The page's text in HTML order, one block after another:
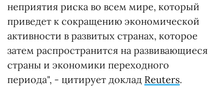
неприятия риска во всем мире, который
приведет к сокращению экономической
активности в развитых странах, которое
затем распространится на развивающиеся
страны и экономики переходного
периода", - цитирует доклад Reuters.